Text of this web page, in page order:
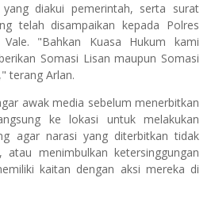
diakui pemerintah, serta surat
telah disampaikan kepada Polres
"Bahkan Kuasa Hukum kami
Somasi Lisan maupun Somasi
terang Arlan.
awak media sebelum menerbitkan
ke lokasi untuk melakukan
agar narasi yang diterbitkan tidak
atau menimbulkan ketersinggungan
kaitan dengan aksi mereka di